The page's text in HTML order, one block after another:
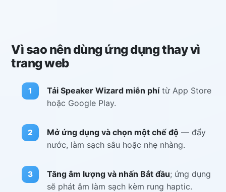
Vì sao nên dùng ứng dụng thay vì
trang web
Tải Speaker Wizard miễn phítừ App Store
hoặc Google Play.
Mở ứng dụng và chọn một chế độ— đẩy
nước, làm sạch sâu hoặc nhẹ nhàng.
Tăng âm lượng và nhấn Bắt đầu; ứng dụng
sẽ phát âm làm sạch kèm rung haptic.